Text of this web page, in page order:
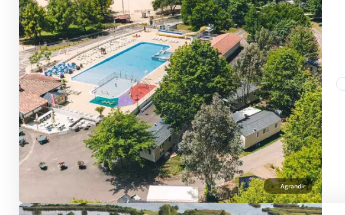
Agrandir